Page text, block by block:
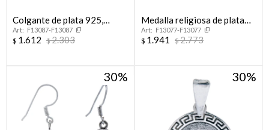
Colgante de plata 925,
SICOLOGÍA.
F13087-F13087
$ 1.612 $2.303
Medalla religiosa de plata
925, SAN JUAN BAUTISTA.
F13077-F13077
$ 1.941 $2.773
30 30